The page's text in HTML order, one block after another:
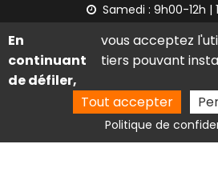
Samedi : 9h00-12h |
Avis
En
continuant
de défiler,
vous acceptez
tiers pouvant
Tout accepter
Politique de